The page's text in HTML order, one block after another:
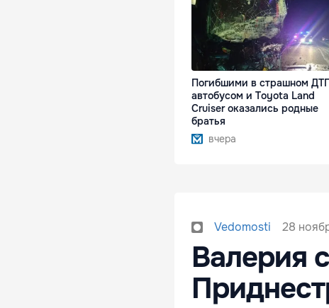
Погибшими в страшном
автобусом и Toyota Land
Cruiser оказались родные
братья
вчера
Vedomosti 28
Валерия